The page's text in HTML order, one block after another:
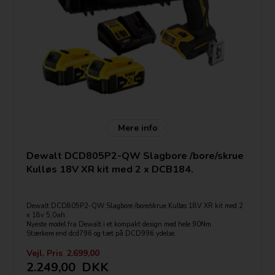
Mere info
Dewalt DCD805P2-QW Slagbore /bore/skrue
Kulløs 18V XR kit med 2 x DCB184.
Dewalt DCD805P2-QW Slagbore /bore/skrue Kulløs 18V XR kit med 2
x 18v 5,0ah.
Nyeste model fra Dewalt i et kompakt design med hele 90Nm.
Stærkere end dcd796 og tæt på DCD996 ydelse.
SPECIFIKATIONER
Vejl. Pris 2.699,00
2.249,00 DKK